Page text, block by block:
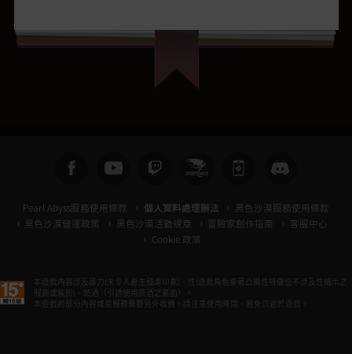
Pearl Abyss服務使用條款 個人資料處理辦法
黑色沙漠服務使用條款
黑色沙漠營運政策
黑色沙漠活動規章 冒險家創作指南
客服中心
Cookie 政策
本遊戲內容涉及暴力(未令人產生殘虐印象)、性(遊戲角色穿著凸顯性特徵但不涉及性暗示之
服飾或裝扮)、菸酒（引誘使用菸酒之畫面）。
本遊戲的部分內容或是服務需要另外收費。請注意使用時間，避免沉迷於遊戲。